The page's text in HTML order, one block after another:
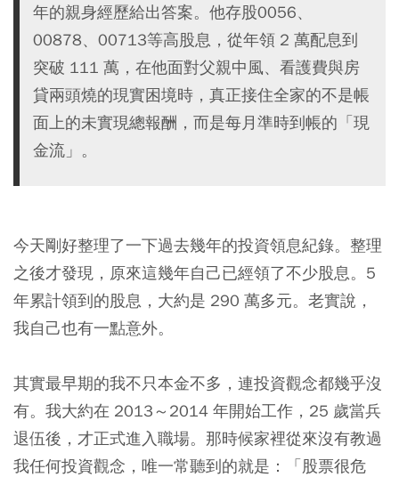
年的親身經歷給出答案。他存股0056、
00878、00713等高股息，從年領 2 萬配息到
突破 111 萬，在他面對父親中風、看護費與房
貸兩頭燒的現實困境時，真正接住全家的不是帳
面上的未實現總報酬，而是每月準時到帳的「現
金流」。
今天剛好整理了一下過去幾年的投資領息紀錄。整理
之後才發現，原來這幾年自己已經領了不少股息。5
年累計領到的股息，大約是 290 萬多元。老實說，
我自己也有一點意外。
其實最早期的我不只本金不多，連投資觀念都幾乎沒
有。我大約在 2013～2014 年開始工作，25 歲當兵
退伍後，才正式進入職場。那時候家裡從來沒有教過
我任何投資觀念，唯一常聽到的就是：「股票很危